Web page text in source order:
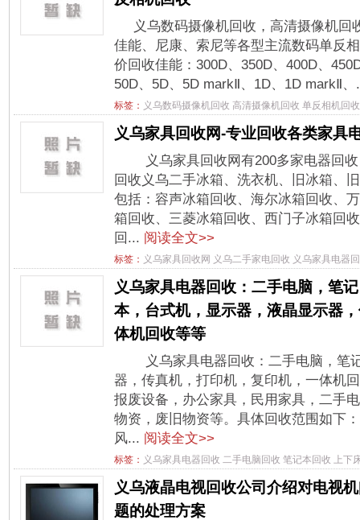
义乌数码摄像机回收，高清摄像机
佳能、尼康、索尼等各型主流数码单反
价回收佳能：300D、350D、400D、
50D、5D、5D markⅡ、1D、1D markⅡ
标签： 义乌数码摄像机回收 高清摄像机回收 单反相机回收
义乌家具回收网-专业回收各类家具
义乌家具回收网有200多家电器回
回收义乌二手冰箱、洗衣机、旧冰箱、
包括：容声冰箱回收、海尔冰箱回收、
箱回收、三菱冰箱回收、西门子冰箱回
回... 阅读全文>>
标签： 义乌家具回收网 义乌二手家电回收 义乌家具电器
义乌家具电器回收：二手电脑，笔记
本，台式机，显示器，液晶显示器
体机回收等等
义乌家具电器回收：二手电脑，笔
器，传真机，打印机，复印机，一体机
报废设备，办公家具，民用家具，二手
物资，废旧物资等。具体回收范围如下
风... 阅读全文>>
标签： 义乌家具电器回收 二手电脑回收 笔记本回收 上下
义乌液晶电视回收公司介绍对电视
题的处理方案